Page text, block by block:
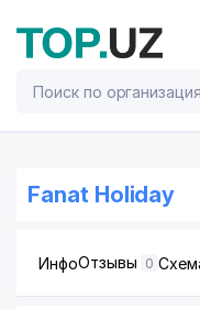
Fanat Holiday
ИнфоОтзывы 0